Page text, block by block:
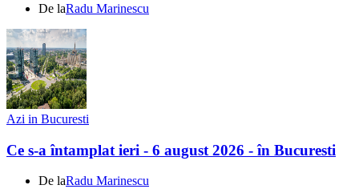
De laRadu Marinescu
Azi in Bucuresti
Ce s-a întamplat ieri - 6 august 2026 - în Bucuresti
De laRadu Marinescu